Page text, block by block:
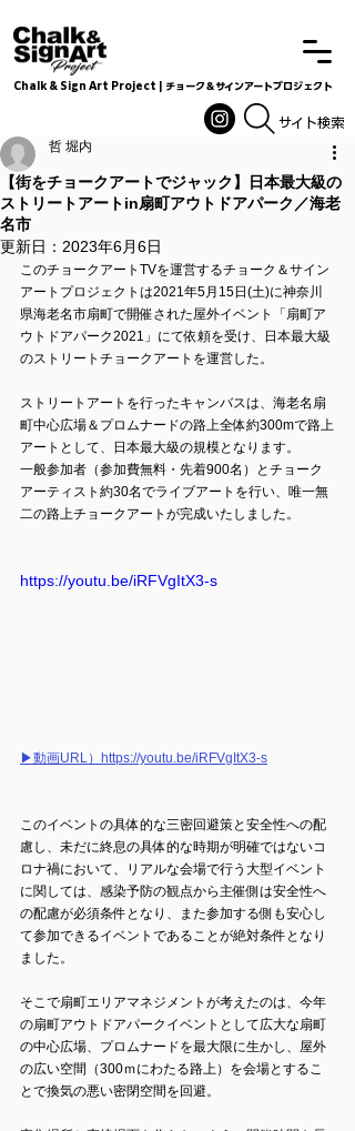
Chalk & Sign Art Project | チョーク＆サインアートプロジェクト
​​​サイト検索
【街をチョークアートでジャック】日本最大級の
ストリートアートin扇町アウトドアパーク／海老
名市
哲 堀内
更新日： 2023年6月6日
このチョークアートTVを運営するチョーク＆サイン
アートプロジェクトは2021年5月15日(土)に神奈川
県海老名市扇町で開催された屋外イベント「扇町ア
ウトドアパーク2021」にて依頼を受け、日本最大級
のストリートチョークアートを運営した。
ストリートアートを行ったキャンバスは、海老名扇
町中心広場＆プロムナードの路上全体約300mで路上
アートとして、日本最大級の規模となります。
一般参加者（参加費無料・先着900名）とチョーク
アーティスト約30名でライブアートを行い、唯一無
二の路上チョークアートが完成いたしました。​
https://youtu.be/iRFVgItX3-s
▶動画URL）https://youtu.be/iRFVgItX3-s
このイベントの具体的な三密回避策と安全性への配
慮し、未だに終息の具体的な時期が明確ではないコ
ロナ禍において、リアルな会場で行う大型イベント
に関しては、感染予防の観点から主催側は安全性へ
の配慮が必須条件となり、また参加する側も安心し
て参加できるイベントであることが絶対条件となり
ました。
そこで扇町エリアマネジメントが考えたのは、今年
の扇町アウトドアパークイベントとして広大な扇町
の中心広場、プロムナードを最大限に生かし、屋外
の広い空間（300ｍにわたる路上）を会場とするこ
とで換気の悪い密閉空間を回避。